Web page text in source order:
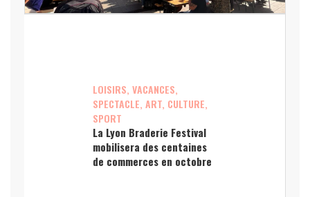
LOISIRS, VACANCES,
SPECTACLE, ART, CULTURE,
SPORT
La Lyon Braderie Festival
mobilisera des centaines
de commerces en octobre